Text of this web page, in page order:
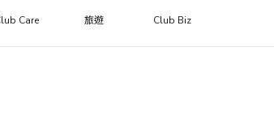
Care 旅遊 Club Biz